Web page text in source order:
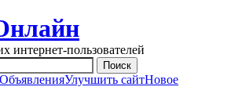
интернет-пользователей
ОбъявленияУлучшить сайтНовое